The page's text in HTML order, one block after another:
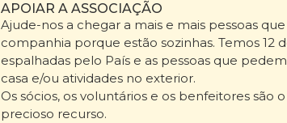
APOIAR A ASSOCIAÇÃO
Ajude-nos a chegar a mais e mais pessoas
companhia porque estão sozinhas. Temos 12
espalhadas pelo País e as pessoas que
casa e/ou atividades no exterior.
Os sócios, os voluntários e os benfeitores são
precioso recurso.